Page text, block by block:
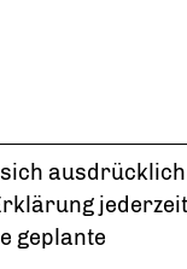
geplante